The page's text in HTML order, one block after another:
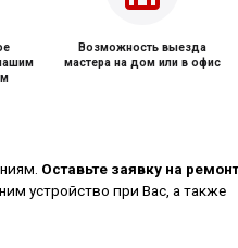
Возможность выезда
мастера на дом или в офис
Оставьте заявку на ремонт
устройство при Вас, а также